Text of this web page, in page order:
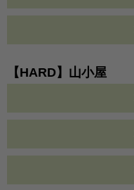
【HARD】山小屋